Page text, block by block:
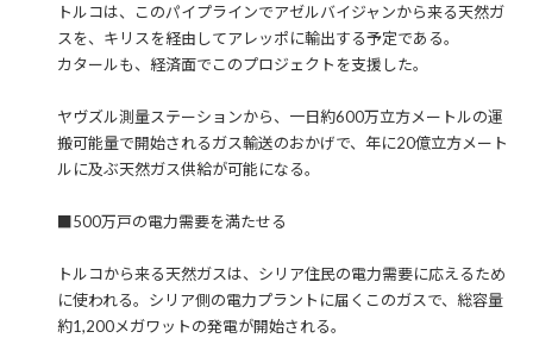
トルコは、このパイプラインでアゼルバイジャンから来る天然ガ
スを、キリスを経由してアレッポに輸出する予定である。
カタールも、経済面でこのプロジェクトを支援した。
ヤヴズル測量ステーションから、一日約600万立方メートルの運
搬可能量で開始されるガス輸送のおかげで、年に20億立方メート
ルに及ぶ天然ガス供給が可能になる。
■500万戸の電力需要を満たせる
トルコから来る天然ガスは、シリア住民の電力需要に応えるため
に使われる。シリア側の電力プラントに届くこのガスで、総容量
約1,200メガワットの発電が開始される。